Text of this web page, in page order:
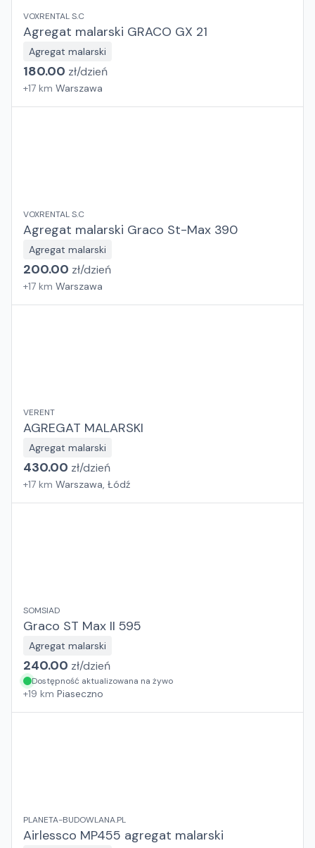
VOXRENTAL S.C
Agregat malarski GRACO GX 21
Agregat malarski
180.00 zł/dzień
+17 km Warszawa
VOXRENTAL S.C
Agregat malarski Graco St-Max 390
Agregat malarski
200.00 zł/dzień
+17 km Warszawa
VERENT
AGREGAT MALARSKI
Agregat malarski
430.00 zł/dzień
+17 km Warszawa, Łódź
SOMSIAD
Graco ST Max II 595
Agregat malarski
240.00 zł/dzień
Dostępność aktualizowana na żywo
+19 km Piaseczno
PLANETA-BUDOWLANA.PL
Airlessco MP455 agregat malarski